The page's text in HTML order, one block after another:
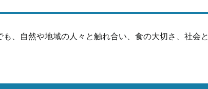
、自然や地域の人々と触れ合い、食の大切さ、社会